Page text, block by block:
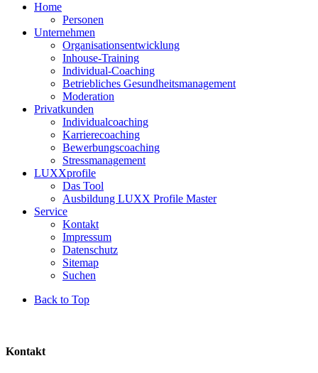
Home
Personen
Unternehmen
Organisationsentwicklung
Inhouse-Training
Individual-Coaching
Betriebliches Gesundheitsmanagement
Moderation
Privatkunden
Individualcoaching
Karrierecoaching
Bewerbungscoaching
Stressmanagement
LUXXprofile
Das Tool
Ausbildung LUXX Profile Master
Service
Kontakt
Impressum
Datenschutz
Sitemap
Suchen
Back to Top
Kontakt